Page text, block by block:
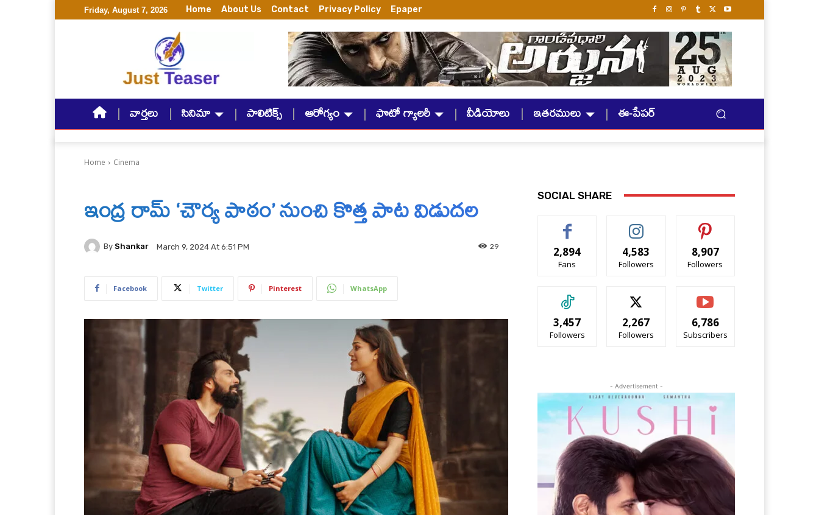
Friday, August 7, 2026 Home About Us Contact Privacy Policy Epaper
వార్తలు సినిమా పాలిటిక్స్ ఆరోగ్యం ఫొటో గ్యాలరీ వీడియోలు ఇతరములు ఈ-పేపర్
Home Cinema
ఇంద్ర రామ్ ‘చౌర్య పాఠం’ నుంచి కొత్త పాట విడుదల
By Shankar March 9, 2024 At 6:51 PM 29
Facebook Twitter Pinterest WhatsApp
SOCIAL SHARE
2,894
Fans
4,583
Followers
8,907
Followers
3,457
Followers
2,267
Followers
6,786
Subscribers
- Advertisement -